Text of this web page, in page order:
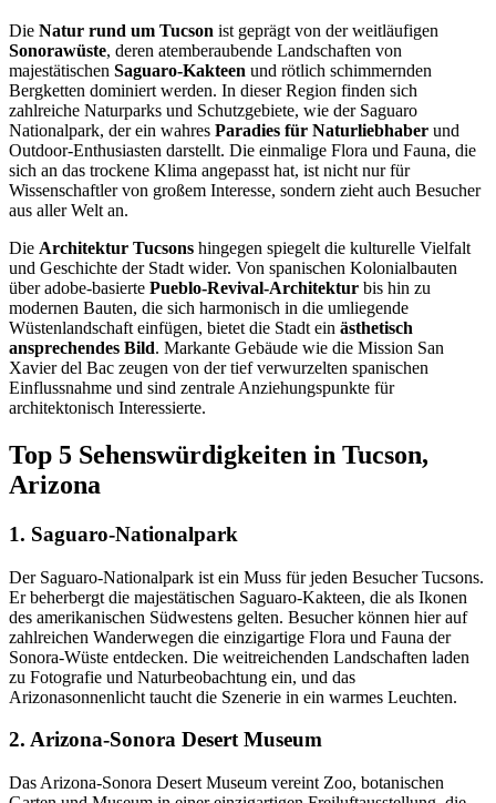
Die Natur rund um Tucson ist geprägt von der weitläufigen
Sonorawüste, deren atemberaubende Landschaften von
majestätischen Saguaro-Kakteen und rötlich schimmernden
Bergketten dominiert werden. In dieser Region finden sich
zahlreiche Naturparks und Schutzgebiete, wie der Saguaro
Nationalpark, der ein wahres Paradies für Naturliebhaber und
Outdoor-Enthusiasten darstellt. Die einmalige Flora und Fauna, die
sich an das trockene Klima angepasst hat, ist nicht nur für
Wissenschaftler von großem Interesse, sondern zieht auch Besucher
aus aller Welt an.
Die Architektur Tucsons hingegen spiegelt die kulturelle Vielfalt
und Geschichte der Stadt wider. Von spanischen Kolonialbauten
über adobe-basierte Pueblo-Revival-Architektur bis hin zu
modernen Bauten, die sich harmonisch in die umliegende
Wüstenlandschaft einfügen, bietet die Stadt ein ästhetisch
ansprechendes Bild. Markante Gebäude wie die Mission San
Xavier del Bac zeugen von der tief verwurzelten spanischen
Einflussnahme und sind zentrale Anziehungspunkte für
architektonisch Interessierte.
Top 5 Sehenswürdigkeiten in Tucson,
Arizona
1. Saguaro-Nationalpark
Der Saguaro-Nationalpark ist ein Muss für jeden Besucher Tucsons.
Er beherbergt die majestätischen Saguaro-Kakteen, die als Ikonen
des amerikanischen Südwestens gelten. Besucher können hier auf
zahlreichen Wanderwegen die einzigartige Flora und Fauna der
Sonora-Wüste entdecken. Die weitreichenden Landschaften laden
zu Fotografie und Naturbeobachtung ein, und das
Arizonasonnenlicht taucht die Szenerie in ein warmes Leuchten.
2. Arizona-Sonora Desert Museum
Das Arizona-Sonora Desert Museum vereint Zoo, botanischen